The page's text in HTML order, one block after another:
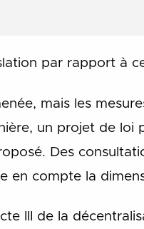
par rapport à
mais les
un projet de
Des
en compte la
III de la